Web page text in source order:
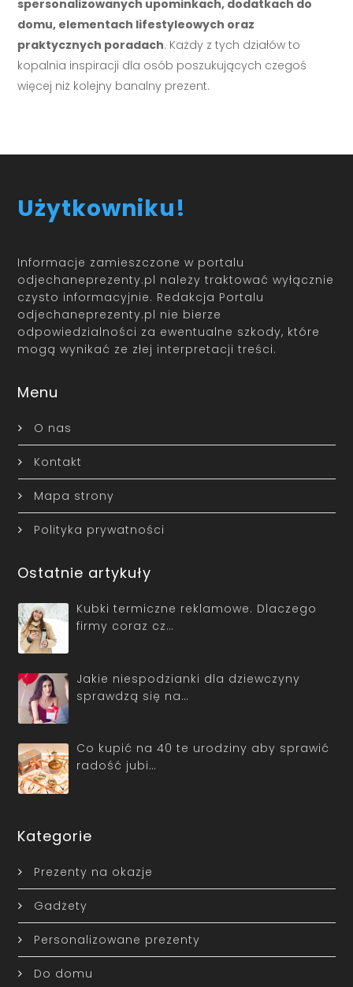
spersonalizowanych upominkach, dodatkach do
domu, elementach lifestyleowych oraz
praktycznych poradach. Każdy z tych działów to
kopalnia inspiracji dla osób poszukujących czegoś
więcej niż kolejny banalny prezent.
Użytkowniku!
Informacje zamieszczone w portalu
odjechaneprezenty.pl należy traktować wyłącznie
czysto informacyjnie. Redakcja Portalu
odjechaneprezenty.pl nie bierze
odpowiedzialności za ewentualne szkody, które
mogą wynikać ze złej interpretacji treści.
Menu
O nas
Kontakt
Mapa strony
Polityka prywatności
Ostatnie artykuły
Kubki termiczne reklamowe. Dlaczego
firmy coraz cz…
Jakie niespodzianki dla dziewczyny
sprawdzą się na…
Co kupić na 40 te urodziny aby sprawić
radość jubi…
Kategorie
Prezenty na okazje
Gadżety
Personalizowane prezenty
Do domu